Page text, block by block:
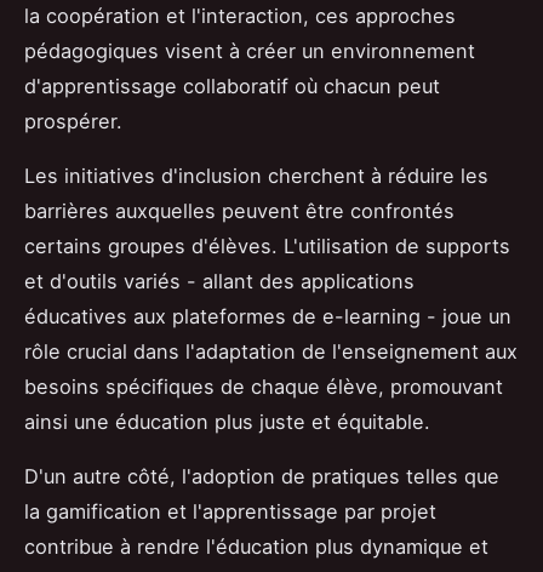
la coopération et l'interaction, ces approches
pédagogiques visent à créer un environnement
d'apprentissage collaboratif où chacun peut
prospérer.
Les initiatives d'inclusion cherchent à réduire les
barrières auxquelles peuvent être confrontés
certains groupes d'élèves. L'utilisation de supports
et d'outils variés - allant des applications
éducatives aux plateformes de e-learning - joue un
rôle crucial dans l'adaptation de l'enseignement aux
besoins spécifiques de chaque élève, promouvant
ainsi une éducation plus juste et équitable.
D'un autre côté, l'adoption de pratiques telles que
la gamification et l'apprentissage par projet
contribue à rendre l'éducation plus dynamique et